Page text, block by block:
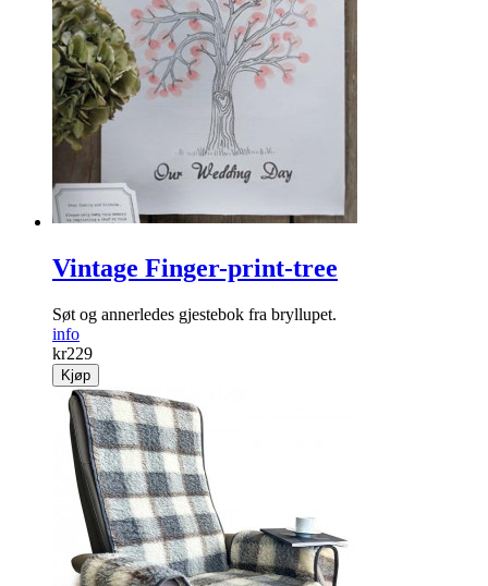
Vintage Finger-print-tree
Søt og annerledes gjestebok fra bryllupet.
info
kr229
Kjøp